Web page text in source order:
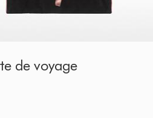
de voyage